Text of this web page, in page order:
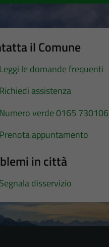
il Comune
Leggi le domande frequenti
Richiedi assistenza
Numero verde 0165 730106
Prenota appuntamento
in città
Segnala disservizio